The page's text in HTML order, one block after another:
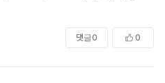
쩡한 상태의 사람에게 들킬수도 있
이 장벽입니다. 아무래도 작품이니 들
래도 절벽에 몰려있는 평판이나 생
댓글0 0